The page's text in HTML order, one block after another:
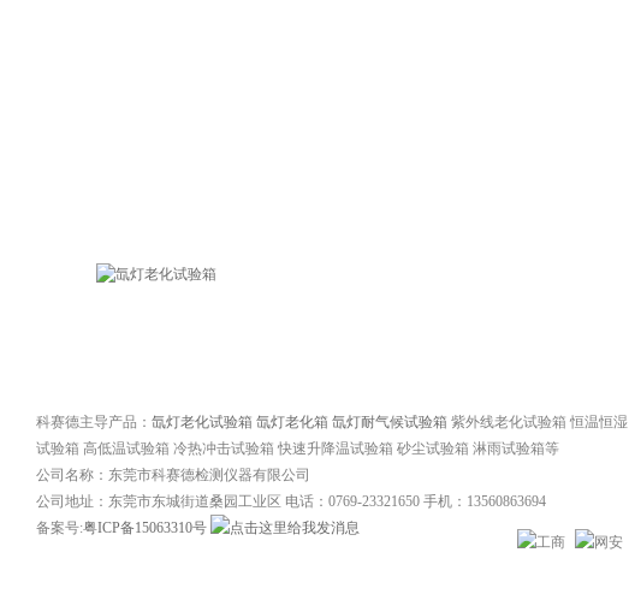
科赛德主导产品： 氙灯老化试验箱 氙灯老化箱 氙灯耐气候试验箱 紫外线老化试验箱 恒温恒湿
试验箱 高低温试验箱 冷热冲击试验箱 快速升降温试验箱 砂尘试验箱 淋雨试验箱等
公司名称：东莞市科赛德检测仪器有限公司
公司地址：东莞市东城街道桑园工业区 电话：0769-23321650 手机：13560863694
备案号:粤ICP备15063310号